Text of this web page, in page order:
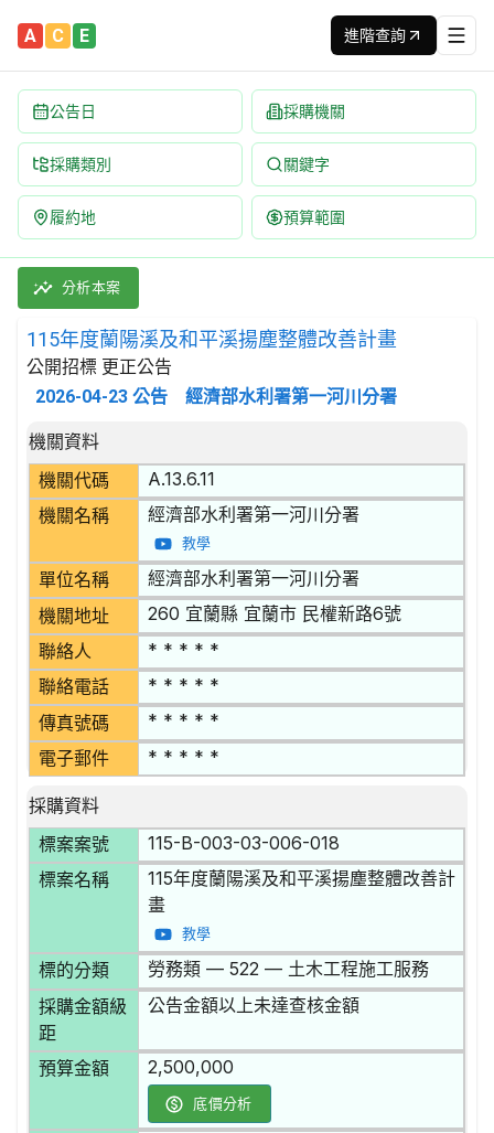
A C E 進階查詢
公告日 採購機關
採購類別 關鍵字
履約地 預算範圍
115年度蘭陽溪及和平溪揚塵整體改善計畫 招標公告 | 案號
採購類別：勞務類 土木工程施工服務 | 招標方式：公開招
分析本案
115年度蘭陽溪及和平溪揚塵整體改善計畫
公開招標 更正公告
2026-04-23 公告 經濟部水利署第一河川分署
招標公告詳細內容
機關資料
機關代碼
A.13.6.11
機關名稱 經濟部水利署第一河川分署
教學
單位名稱 經濟部水利署第一河川分署
機關地址 260 宜蘭縣 宜蘭市 民權新路6號
聯絡人 * * * * *
聯絡電話 * * * * *
傳真號碼 * * * * *
電子郵件 * * * * *
採購資料
標案案號
115-B-003-03-006-018
標案名稱
115年度蘭陽溪及和平溪揚塵整體改善計
畫
教學
標的分類 勞務類 — 522 — 土木工程施工服務
採購金額級
距
公告金額以上未達查核金額
預算金額 2,500,000
底價分析